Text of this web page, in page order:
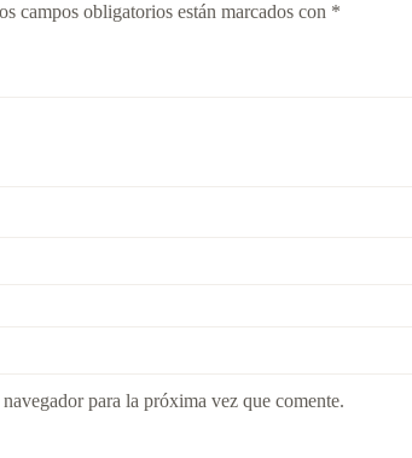
campos obligatorios están marcados con *
para la próxima vez que comente.